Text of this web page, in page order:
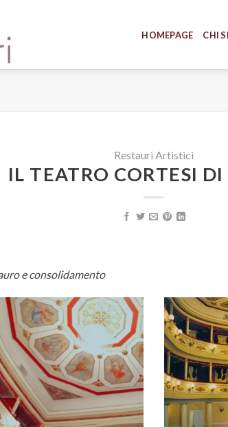
HOMEPAGE CHI
Restauri Artistici
IL TEATRO CORTESI DI
e consolidamento